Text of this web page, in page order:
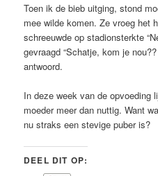
Toen ik de bieb uitging, stond
mee wilde komen. Ze vroeg het
schreeuwde op stadionsterkte
gevraagd “Schatje, kom je
antwoord.
In deze week van de opvoeding
moeder meer dan nuttig. Want
nu straks een stevige puber is?
DEEL DIT OP: